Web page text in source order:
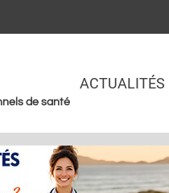
de santé
ACTUALITÉS